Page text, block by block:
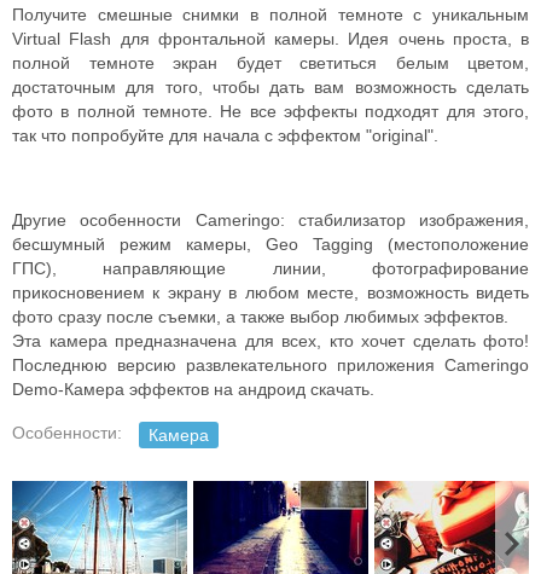
Получите смешные снимки в полной темноте с уникальным
Virtual Flash для фронтальной камеры. Идея очень проста, в
полной темноте экран будет светиться белым цветом,
достаточным для того, чтобы дать вам возможность сделать
фото в полной темноте. Не все эффекты подходят для этого,
так что попробуйте для начала с эффектом "original".
Другие особенности Cameringo: стабилизатор изображения,
бесшумный режим камеры, Geo Tagging (местоположение
ГПС), направляющие линии, фотографирование
прикосновением к экрану в любом месте, возможность видеть
фото сразу после съемки, а также выбор любимых эффектов.
Эта камера предназначена для всех, кто хочет сделать фото!
Последнюю версию развлекательного приложения Cameringo
Demo-Камера эффектов на андроид скачать.
Особенности: Камера